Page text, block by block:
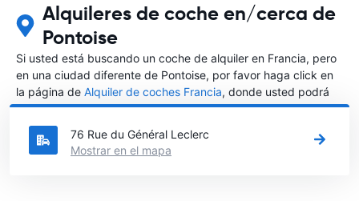
Alquileres de coche en/cerca de
Pontoise
Si usted está buscando un coche de alquiler en Francia, pero
en una ciudad diferente de Pontoise, por favor haga click en
la página de Alquiler de coches Francia, donde usted podrá
elegir en qué ciudad de Francia desea alquilar un coche.
76 Rue du Général Leclerc
Mostrar en el mapa